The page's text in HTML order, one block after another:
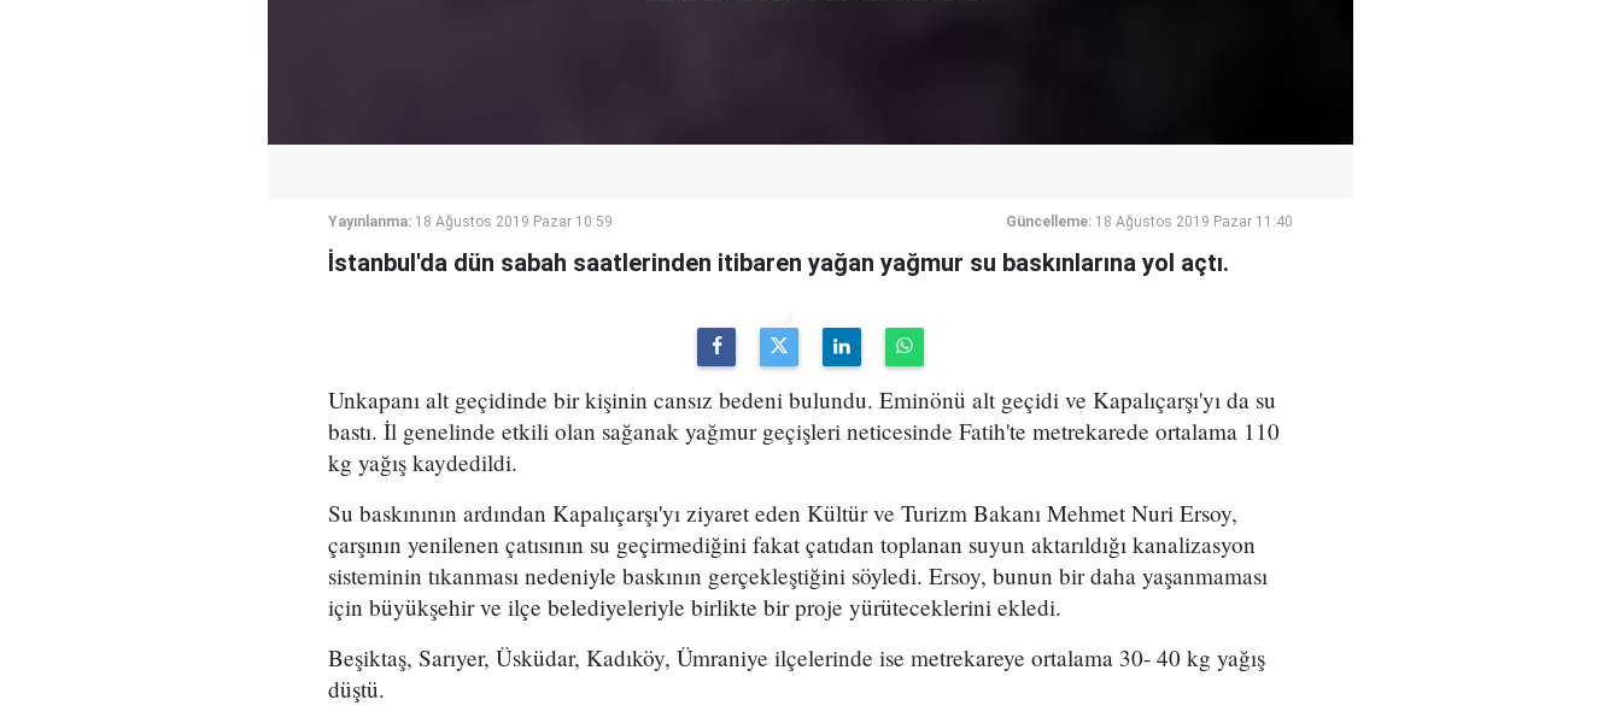
Yayınlanma: 18 Ağustos 2019 Pazar 10:59 Güncelleme: 18 Ağustos 2019 Pazar 11:40
İstanbul'da dün sabah saatlerinden itibaren yağan yağmur su baskınlarına yol açtı.
Unkapanı alt geçidinde bir kişinin cansız bedeni bulundu. Eminönü alt geçidi ve Kapalıçarşı'yı da su
bastı. İl genelinde etkili olan sağanak yağmur geçişleri neticesinde Fatih'te metrekarede ortalama 110
kg yağış kaydedildi.
Su baskınının ardından Kapalıçarşı'yı ziyaret eden Kültür ve Turizm Bakanı Mehmet Nuri Ersoy,
çarşının yenilenen çatısının su geçirmediğini fakat çatıdan toplanan suyun aktarıldığı kanalizasyon
sisteminin tıkanması nedeniyle baskının gerçekleştiğini söyledi. Ersoy, bunun bir daha yaşanmaması
için büyükşehir ve ilçe belediyeleriyle birlikte bir proje yürüteceklerini ekledi.
Beşiktaş, Sarıyer, Üsküdar, Kadıköy, Ümraniye ilçelerinde ise metrekareye ortalama 30- 40 kg yağış
düştü.